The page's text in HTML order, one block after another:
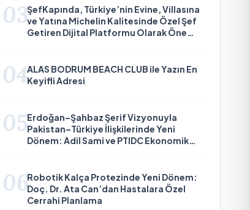
03ŞefKapında, Türkiye’nin Evine, Villasına
ve Yatına Michelin Kalitesinde Özel Şef
Getiren Dijital Platformu Olarak Öne
04ALAS BODRUM BEACH CLUB ile Yazın En
Keyifli Adresi
05Erdoğan–Şahbaz Şerif Vizyonuyla
Pakistan–Türkiye İlişkilerinde Yeni
Dönem: Adil Sami ve PTIDC Ekonomik
06Robotik Kalça Protezinde Yeni Dönem:
Doç. Dr. Ata Can’dan Hastalara Özel
Cerrahi Planlama